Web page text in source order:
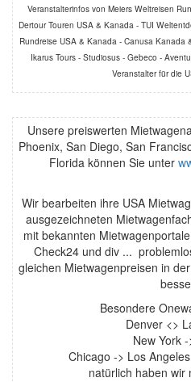
Veranstalterinfos von Meiers Weltreisen
Dertour Touren USA & Kanada - TUI
Rundreise USA & Kanada - Canusa Kanada
Ikarus Tours - Studiosus - Gebeco -
Veranstalter für die
Unsere preiswerten
Phoenix, San Diego, San
Florida können Sie unter
Wir bearbeiten ihre USA
ausgezeichneten
mit bekannten
Check24 und div ...
gleichen Mietwagenpreisen in
Besondere
Denver <>
New York
Chicago -> Los
natürlich haben wir